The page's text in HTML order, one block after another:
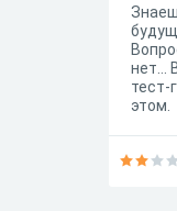
нет...
тест-
этом.